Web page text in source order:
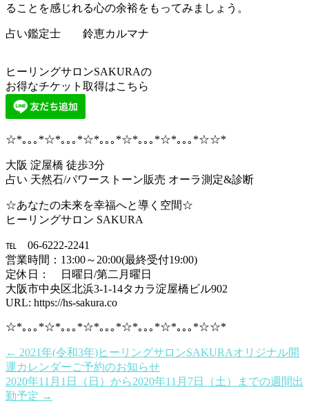
ることを感じれる心の余裕をもってみましょう。
占い鑑定士 鈴恵カルマナ
ヒーリングサロンSAKURAの
お得なチケット取得はこちら
☆*｡｡｡*☆*｡｡｡*☆*｡｡｡*☆*｡｡｡*☆*｡｡｡*☆☆*
大阪 淀屋橋 徒歩3分
占い 天然石/パワーストーン販売 オーラ測定&診断
☆あなたの未来を幸福へと導く空間☆
ヒーリングサロン SAKURA
℡ 06-6222-2241
営業時間：13:00～20:00(最終受付19:00)
定休日： 日曜日/第二月曜日
大阪市中央区北浜3-1-14タカラ淀屋橋ビル902
URL: https://hs-sakura.co
☆*｡｡｡*☆*｡｡｡*☆*｡｡｡*☆*｡｡｡*☆*｡｡｡*☆☆*
← 2021年(令和3年)ヒーリングサロンSAKURAオリジナル開
運カレンダーご予約のお知らせ
2020年11月1日（日）から2020年11月7日（土）までの週間出
勤予定 →